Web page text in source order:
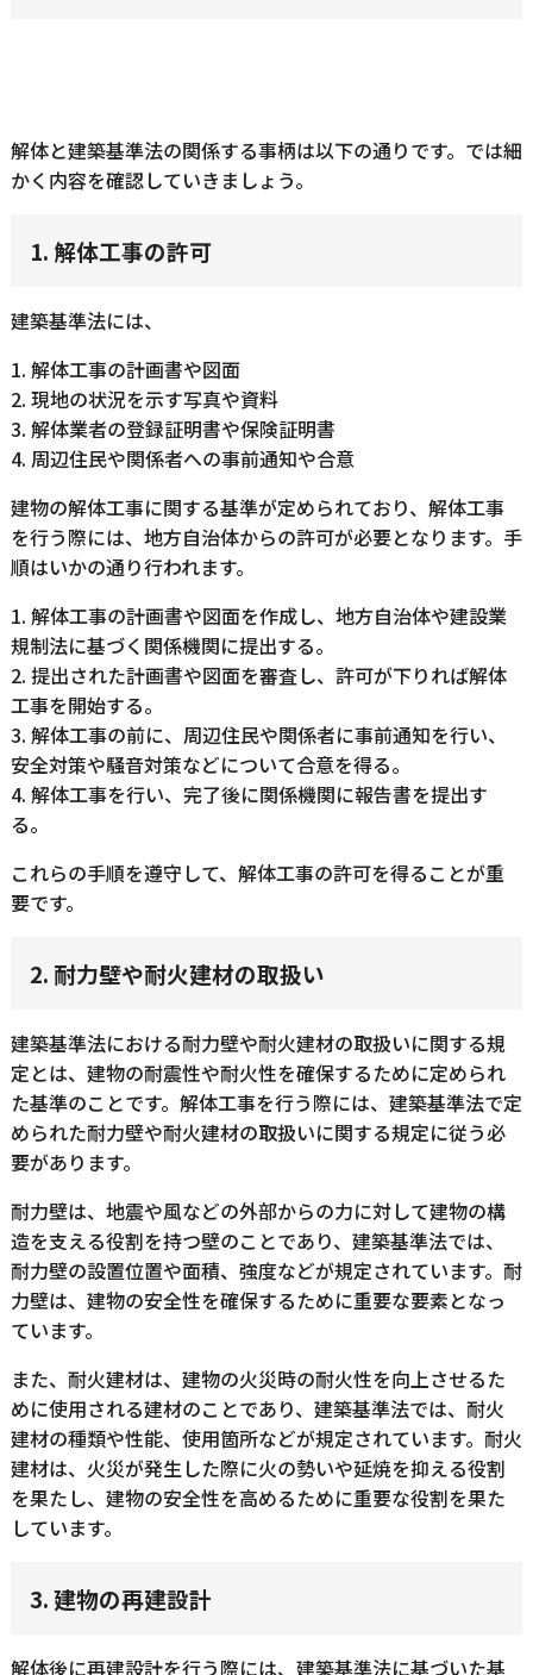
解体と建築基準法の関係する事柄は以下の通りです。では細
かく内容を確認していきましょう。
1. 解体工事の許可
建築基準法には、
1. 解体工事の計画書や図面
2. 現地の状況を示す写真や資料
3. 解体業者の登録証明書や保険証明書
4. 周辺住民や関係者への事前通知や合意
建物の解体工事に関する基準が定められており、解体工事
を行う際には、地方自治体からの許可が必要となります。手
順はいかの通り行われます。
1. 解体工事の計画書や図面を作成し、地方自治体や建設業
規制法に基づく関係機関に提出する。
2. 提出された計画書や図面を審査し、許可が下りれば解体
工事を開始する。
3. 解体工事の前に、周辺住民や関係者に事前通知を行い、
安全対策や騒音対策などについて合意を得る。
4. 解体工事を行い、完了後に関係機関に報告書を提出す
る。
これらの手順を遵守して、解体工事の許可を得ることが重
要です。
2. 耐力壁や耐火建材の取扱い
建築基準法における耐力壁や耐火建材の取扱いに関する規
定とは、建物の耐震性や耐火性を確保するために定められ
た基準のことです。解体工事を行う際には、建築基準法で定
められた耐力壁や耐火建材の取扱いに関する規定に従う必
要があります。
耐力壁は、地震や風などの外部からの力に対して建物の構
造を支える役割を持つ壁のことであり、建築基準法では、
耐力壁の設置位置や面積、強度などが規定されています。耐
力壁は、建物の安全性を確保するために重要な要素となっ
ています。
また、耐火建材は、建物の火災時の耐火性を向上させるた
めに使用される建材のことであり、建築基準法では、耐火
建材の種類や性能、使用箇所などが規定されています。耐火
建材は、火災が発生した際に火の勢いや延焼を抑える役割
を果たし、建物の安全性を高めるために重要な役割を果た
しています。
3. 建物の再建設計
解体後に再建設計を行う際には、建築基準法に基づいた基